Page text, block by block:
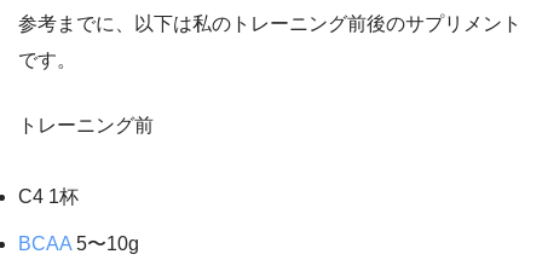
参考までに、以下は私のトレーニング前後のサプリメント
です。
トレーニング前
C4 1杯
BCAA 5〜10g